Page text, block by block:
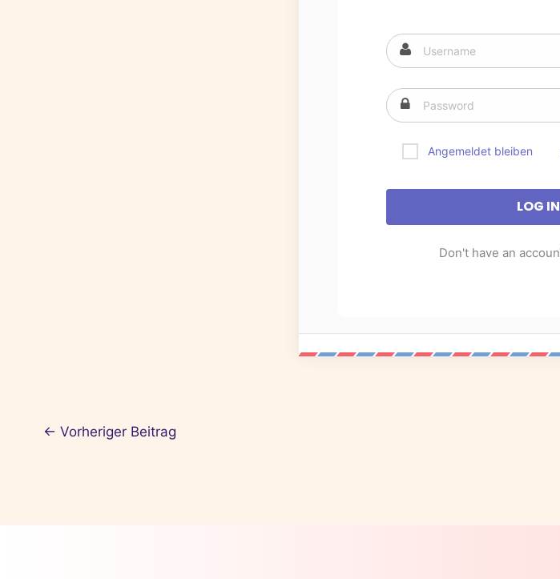
Angemeldet bleiben
Don't have an
← Vorheriger Beitrag